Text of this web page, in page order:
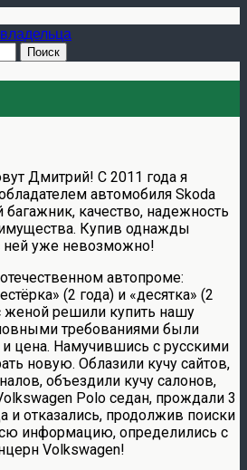
Дмитрий! С 2011 года я
автомобиля Skoda
качество, надежность
Купив однажды
ней уже невозможно!
автопроме:
(2 года) и «десятка» (2
женой решили купить нашу
требованиями были
и цена. Намучившись с русскими
новую. Облазили кучу сайтов,
объездили кучу салонов,
Polo седан, прождали 3
и отказались, продолжив поиски
информацию, определились с
Volkswagen!